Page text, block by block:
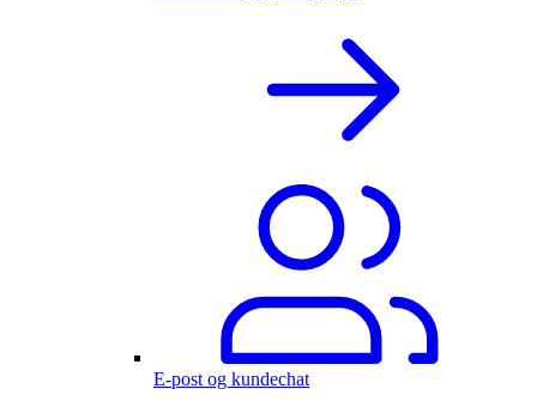
E-post og kundechat